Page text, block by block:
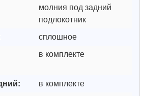
молния под задний
подлокотник
сплошное
в комплекте
в комплекте